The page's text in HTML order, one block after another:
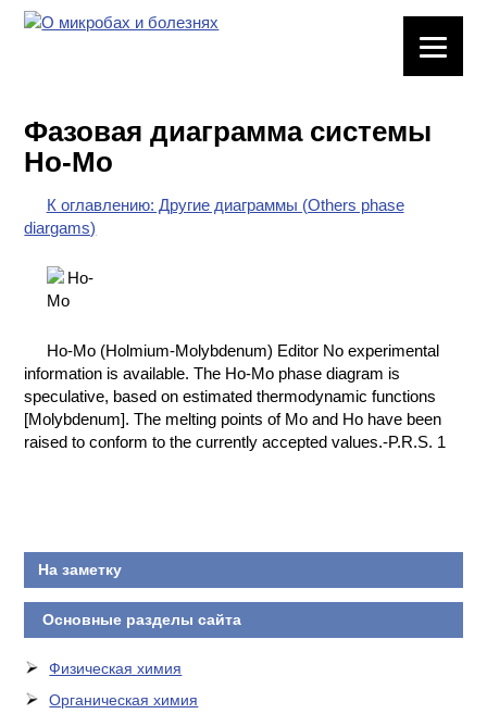
ХИМИЧЕСКАЯ
ПОСУДА
ВРЕДНЫЕ
ФАКТОРЫ
ХИМИЯ НА
ПРОИЗВОДСТВЕ
И ХИМИЧЕСКАЯ
Фазовая диаграмма системы
Ho-Mo
К оглавлению: Другие диаграммы (Others phase
diargams)
Ho-Mo (Holmium-Molybdenum) Editor No experimental
information is available. The Ho-Mo phase diagram is
speculative, based on estimated thermodynamic functions
[Molybdenum]. The melting points of Mo and Ho have been
raised to conform to the currently accepted values.-P.R.S. 1
На заметку
Основные разделы сайта
Физическая химия
Органическая химия